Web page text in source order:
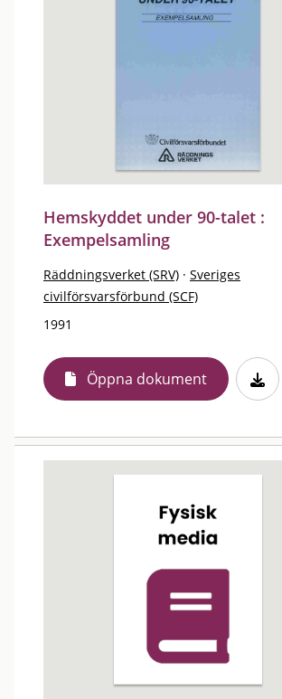
Hemskyddet under 90-talet :
Exempelsamling
Räddningsverket (SRV) · Sveriges
civilförsvarsförbund (SCF)
1991
Öppna dokument